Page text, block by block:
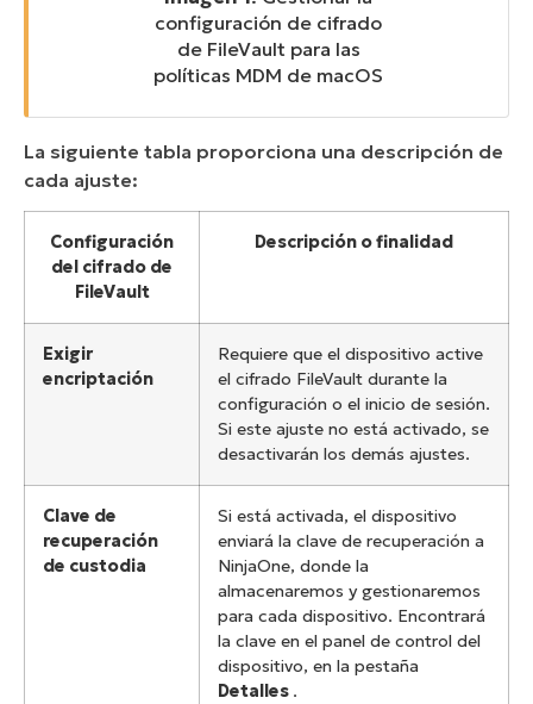
configuración de cifrado
de FileVault para las
políticas MDM de macOS
La siguiente tabla proporciona una descripción de
cada ajuste:
Configuración
del cifrado de
FileVault
Descripción o finalidad
Exigir
encriptación
Requiere que el dispositivo active
el cifrado FileVault durante la
configuración o el inicio de sesión.
Si este ajuste no está activado, se
desactivarán los demás ajustes.
Clave de
recuperación
de custodia
Si está activada, el dispositivo
enviará la clave de recuperación a
NinjaOne, donde la
almacenaremos y gestionaremos
para cada dispositivo. Encontrará
la clave en el panel de control del
dispositivo, en la pestaña
Detalles .